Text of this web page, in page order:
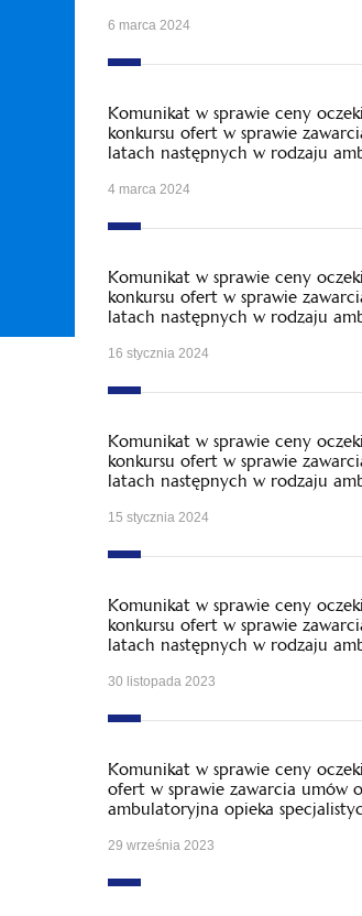
6 marca 2024
Komunikat w sprawie ceny
konkursu ofert w sprawie
latach następnych w rodzaju
4 marca 2024
Komunikat w sprawie ceny
konkursu ofert w sprawie
latach następnych w rodzaju
16 stycznia 2024
Komunikat w sprawie ceny
konkursu ofert w sprawie
latach następnych w rodzaju
15 stycznia 2024
Komunikat w sprawie ceny
konkursu ofert w sprawie
latach następnych w rodzaju
30 listopada 2023
Komunikat w sprawie ceny
ofert w sprawie zawarcia umów
ambulatoryjna opieka
29 września 2023